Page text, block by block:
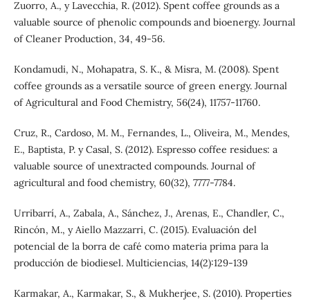
Zuorro, A., y Lavecchia, R. (2012). Spent coffee grounds as a
valuable source of phenolic compounds and bioenergy. Journal
of Cleaner Production, 34, 49-56.
Kondamudi, N., Mohapatra, S. K., & Misra, M. (2008). Spent
coffee grounds as a versatile source of green energy. Journal
of Agricultural and Food Chemistry, 56(24), 11757-11760.
Cruz, R., Cardoso, M. M., Fernandes, L., Oliveira, M., Mendes,
E., Baptista, P. y Casal, S. (2012). Espresso coffee residues: a
valuable source of unextracted compounds. Journal of
agricultural and food chemistry, 60(32), 7777-7784.
Urribarrí, A., Zabala, A., Sánchez, J., Arenas, E., Chandler, C.,
Rincón, M., y Aiello Mazzarri, C. (2015). Evaluación del
potencial de la borra de café como materia prima para la
producción de biodiesel. Multiciencias, 14(2):129-139
Karmakar, A., Karmakar, S., & Mukherjee, S. (2010). Properties